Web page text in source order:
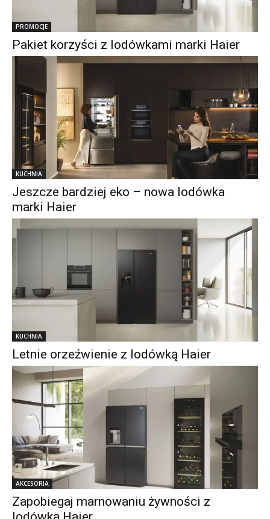
PROMOCJE
Pakiet korzyści z lodówkami marki Haier
KUCHNIA
Jeszcze bardziej eko – nowa lodówka
marki Haier
KUCHNIA
Letnie orzeźwienie z lodówką Haier
AKCESORIA
Zapobiegaj marnowaniu żywności z